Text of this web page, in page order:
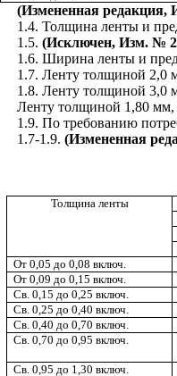
(Измененная редакция,
1.4. Толщина ленты и
1.5. (Исключен, Изм. №
1.6. Ширина ленты и
1.7. Ленту толщиной 2,0
1.8. Ленту толщиной 3,0
Ленту толщиной 1,80 мм,
1.9. По требованию
1.7-1.9. (Измененная
Толщина ленты
От 0,05 до 0 ,08включ
От 0,09 до 0 15включ.
Св. 0,15 до 0,25включ.
Св. 0,25 до 0,40включ.
Св. 0,40 до 0 ,70включ.
Св. 0,70 до 0,95включ.
Св. 0,95 до 1,30включ.